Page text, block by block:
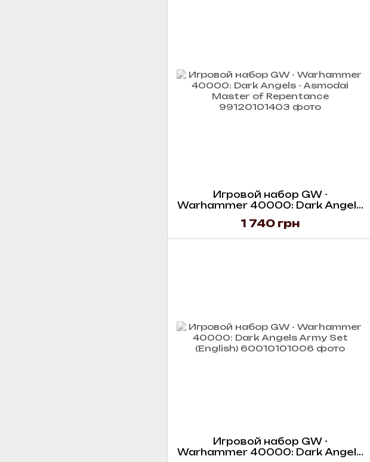
Игровой набор GW -
Warhammer 40000: Dark Angels
1 740 грн
Игровой набор GW -
Warhammer 40000: Dark Angels